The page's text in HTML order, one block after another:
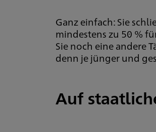
Ganz einfach: Sie
mindestens zu 50 %
Sie noch eine andere
denn je jünger und
Auf